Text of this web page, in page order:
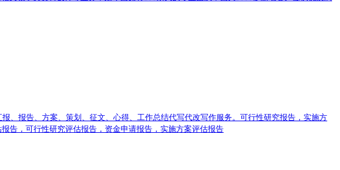
、报告、方案、策划、征文、心得、工作总结代写代改写作服务。可行性研究报告，实施方
告，可行性研究评估报告，资金申请报告，实施方案评估报告